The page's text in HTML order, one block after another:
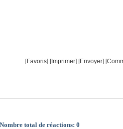
[Favoris] [Imprimer] [Envoyer]
Nombre total de réactions: 0